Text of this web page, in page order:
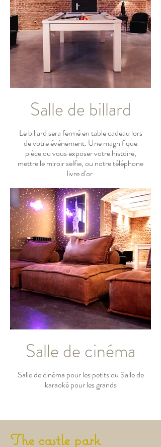
Salle de billard
Le billard sera fermé en table cadeau lors
de votre événement. Une magnifique
pièce ou vous exposer votre histoire,
mettre le miroir selfie, ou notre téléphone
livre d'or
Salle de cinéma
Salle de cinéma pour les petits ou Salle de
karaoké pour les grands
The castle park